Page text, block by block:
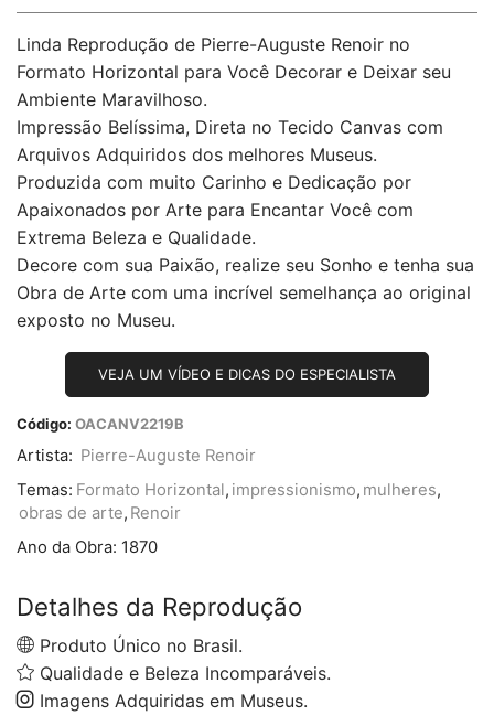
Linda Reprodução de Pierre-Auguste Renoir no
Formato Horizontal para Você Decorar e Deixar seu
Ambiente Maravilhoso.
Impressão Belíssima, Direta no Tecido Canvas com
Arquivos Adquiridos dos melhores Museus.
Produzida com muito Carinho e Dedicação por
Apaixonados por Arte para Encantar Você com
Extrema Beleza e Qualidade.
Decore com sua Paixão, realize seu Sonho e tenha sua
Obra de Arte com uma incrível semelhança ao original
exposto no Museu.
VEJA UM VÍDEO E DICAS DO ESPECIALISTA
Código: OACANV2219B
Artista: Pierre-Auguste Renoir
Temas: Formato Horizontal , impressionismo, mulheres,
obras de arte, Renoir
Ano da Obra: 1870
Detalhes da Reprodução
Produto Único no Brasil.
Qualidade e Beleza Incomparáveis.
Imagens Adquiridas em Museus.